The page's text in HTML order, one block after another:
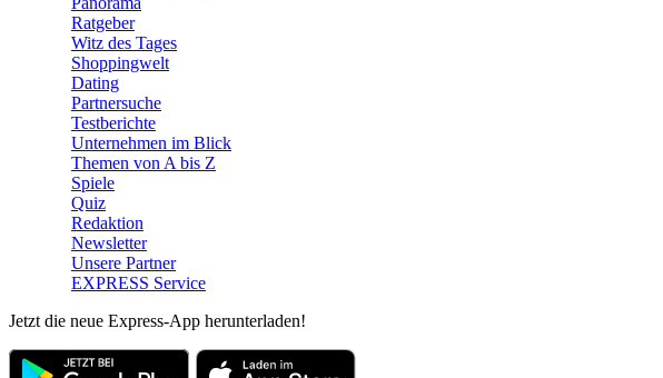
Ratgeber
Witz des Tages
Shoppingwelt
Dating
Partnersuche
Testberichte
Unternehmen im Blick
Themen von A bis Z
Spiele
Quiz
Redaktion
Newsletter
Unsere Partner
EXPRESS Service
Jetzt die neue Express-App herunterladen!